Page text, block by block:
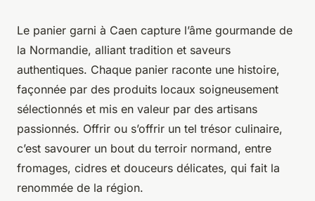
Le panier garni à Caen capture l’âme gourmande de
la Normandie, alliant tradition et saveurs
authentiques. Chaque panier raconte une histoire,
façonnée par des produits locaux soigneusement
sélectionnés et mis en valeur par des artisans
passionnés. Offrir ou s’offrir un tel trésor culinaire,
c’est savourer un bout du terroir normand, entre
fromages, cidres et douceurs délicates, qui fait la
renommée de la région.